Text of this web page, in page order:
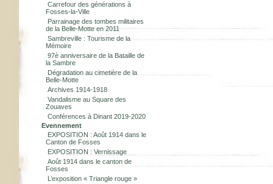
Carrefour des générations à
Fosses-la-Ville
Parrainage des tombes militaires
de la Belle-Motte en 2011
Sambreville : Tourisme de la
Mémoire
97è anniversaire de la Bataille de
la Sambre
Dégradation au cimetière de la
Belle-Motte
Archives 1914-1918
Vandalisme au Square des
Zouaves
Conférences à Dinant 2019-2020
Evennement
EXPOSITION : Août 1914 dans le
Canton de Fosses
EXPOSITION : Vernissage
Août 1914 dans le canton de
Fosses
L’exposition « Triangle rouge »